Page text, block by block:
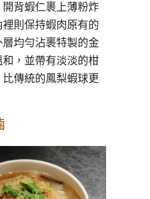
背蝦仁裹上薄粉炸
則保持蝦肉原有的
均勻沾裹特製的金
，並帶有淡淡的柑
傳統的鳳梨蝦球更